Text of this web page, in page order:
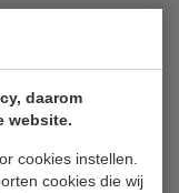
daarom
website.
cookies instellen.
cookies die wij